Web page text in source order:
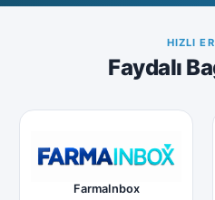
HIZLI
Faydalı
FarmaInbox